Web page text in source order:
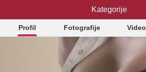
ScarletFlame
Profil Fotografije Video
Kategorije